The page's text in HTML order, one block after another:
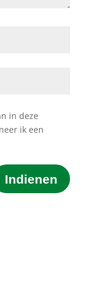
in deze
ik een
Indienen